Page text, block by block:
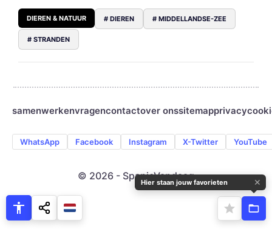
DIEREN & NATUUR # DIEREN # MIDDELLANDSE-ZEE
# STRANDEN
samenwerkenvragencontactover onssitemapprivacy
WhatsApp Facebook Instagram X-Twitter YouTube
© 2026 - SpanjeVandaag
Hier staan jouw favorieten ✕